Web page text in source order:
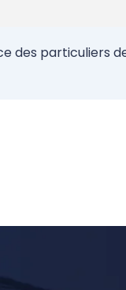
des particuliers